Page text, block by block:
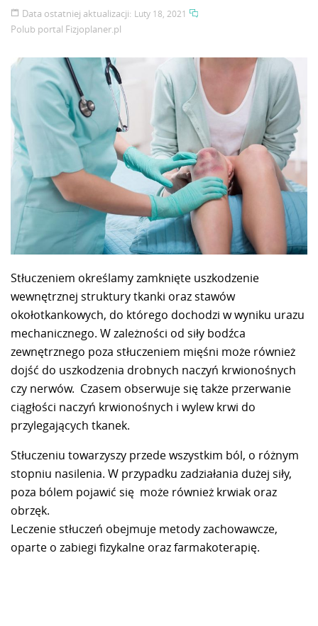
Data ostatniej aktualizacji: Luty 18, 2021
Polub portal Fizjoplaner.pl
Stłuczeniem określamy zamknięte uszkodzenie
wewnętrznej struktury tkanki oraz stawów
okołotkankowych, do którego dochodzi w wyniku urazu
mechanicznego. W zależności od siły bodźca
zewnętrznego poza stłuczeniem mięśni może również
dojść do uszkodzenia drobnych naczyń krwionośnych
czy nerwów. Czasem obserwuje się także przerwanie
ciągłości naczyń krwionośnych i wylew krwi do
przylegających tkanek.
Stłuczeniu towarzyszy przede wszystkim ból, o różnym
stopniu nasilenia. W przypadku zadziałania dużej siły,
poza bólem pojawić się może również krwiak oraz
obrzęk.
Leczenie stłuczeń obejmuje metody zachowawcze,
oparte o zabiegi fizykalne oraz farmakoterapię.